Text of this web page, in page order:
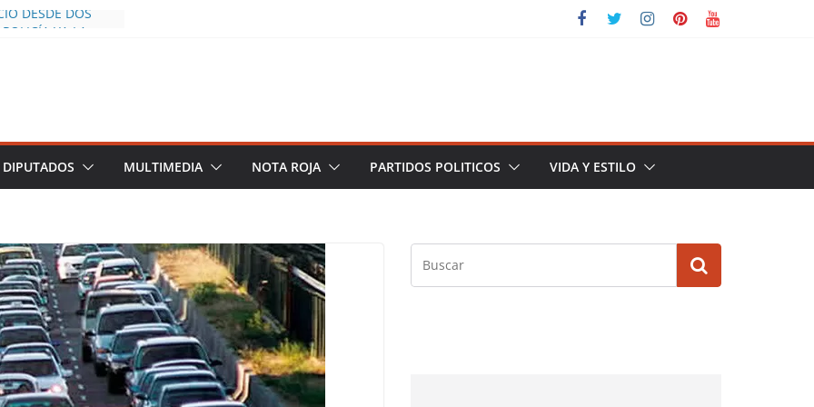
DESDE DOS
AL INFLUENCER
DURANTE
EN
A LAS
Y TERMINA
DE
DEL PLAN
DIPUTADOS MULTIMEDIA NOTA ROJA PARTIDOS POLITICOS VIDA Y ESTILO